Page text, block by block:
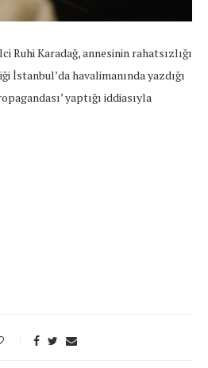
Ruhi Karadağ, annesinin rahatsızlığı
İstanbul’da havalimanında yazdığı
yaptığı iddiasıyla